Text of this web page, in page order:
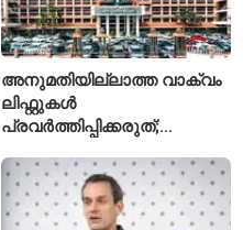
അനുമതിയില്ലാത്ത വാക്വം
ലിഫ്റ്റുകൾ
പ്രവർത്തിപ്പിക്കരുത്;
അനുമതിയില്ലാത്ത
ലിഫ്റ്റുകൾക്ക്
ഹൈക്കോടതിയുടെ വിലക്ക്